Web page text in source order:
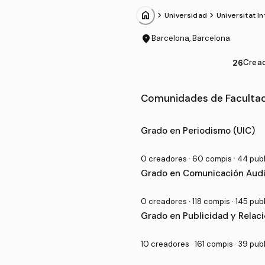
home chevron_forward Universidad chevron_forward Universitat
location_onBarcelona, Barcelona
26
Comunidades de
Grado Universitario en
Grado en Periodismo (UIC)
0 creadores · 60 compis · 44
Grado en Comunicación
0 creadores · 118 compis · 145
Grado en Publicidad y
10 creadores · 161 compis · 39